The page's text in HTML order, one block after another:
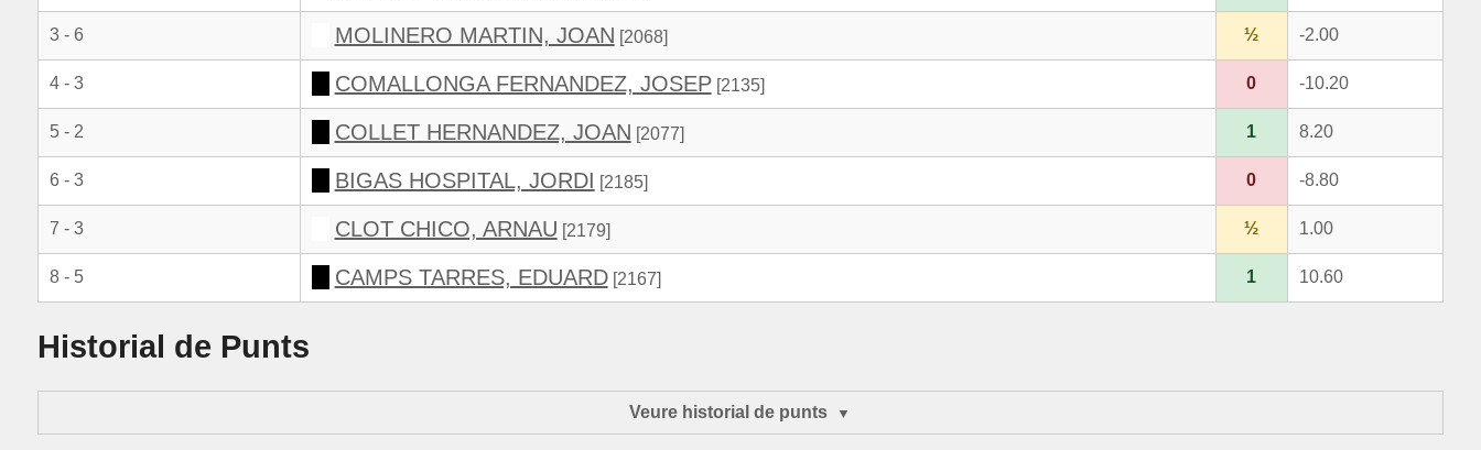
3 - 6 MOLINERO MARTIN, JOAN [2068] ½ -2.00
4 - 3 COMALLONGA FERNANDEZ, JOSEP[2135] 0 -10.20
5 - 2 COLLET HERNANDEZ, JOAN [2077] 1 8.20
6 - 3 BIGAS HOSPITAL, JORDI [2185] 0 -8.80
7 - 3 CLOT CHICO, ARNAU [2179] ½ 1.00
8 - 5 CAMPS TARRES, EDUARD[2167] 1 10.60
Historial de Punts
Veure historial de punts